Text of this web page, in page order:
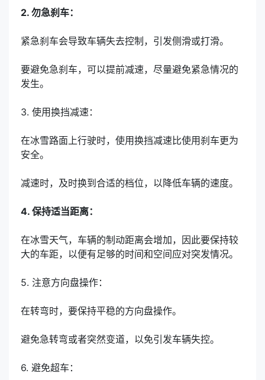
2. 勿急刹车：
紧急刹车会导致车辆失去控制，引发侧滑或打滑。
要避免急刹车，可以提前减速，尽量避免紧急情况的
发生。
3. 使用换挡减速：
在冰雪路面上行驶时，使用换挡减速比使用刹车更为
安全。
减速时，及时换到合适的档位，以降低车辆的速度。
4. 保持适当距离：
在冰雪天气，车辆的制动距离会增加，因此要保持较
大的车距，以便有足够的时间和空间应对突发情况。
5. 注意方向盘操作：
在转弯时，要保持平稳的方向盘操作。
避免急转弯或者突然变道，以免引发车辆失控。
6. 避免超车：